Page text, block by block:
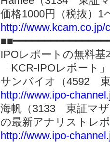
価格1000円（税抜）1
http://www.kcam.co.jp/
IPOレポートの無料
「KCR-IPOレポート
サンバイオ（4592
http://www.ipo-
海帆（3133 東証マ
の最新アナリストレ
http://www.ipo-